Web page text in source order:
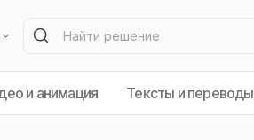
и анимация Тексты и переводы